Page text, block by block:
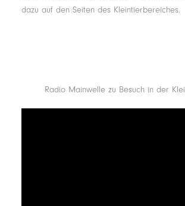
dazu auf den Seiten des Kleintierbereiches.
Radio Mainwelle zu Besuch in der